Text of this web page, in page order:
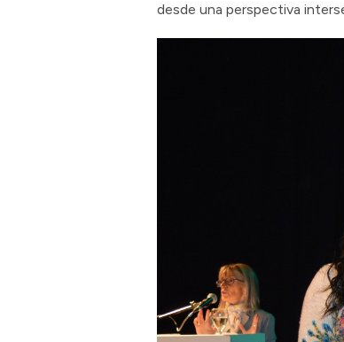
desde una perspectiva